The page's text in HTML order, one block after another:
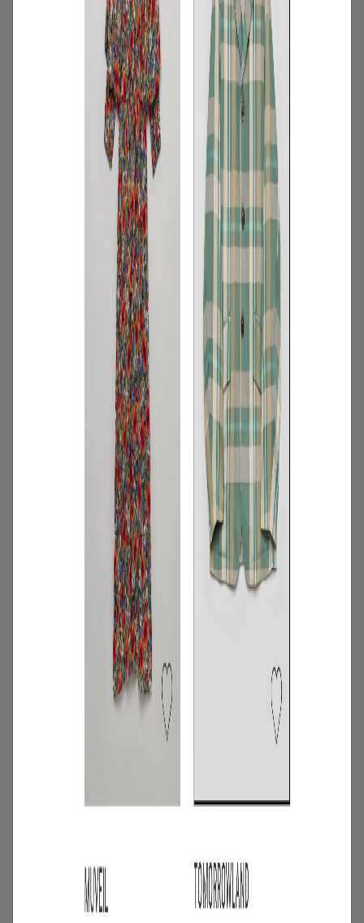
特集
【夏に映える別注ワンピース】ディウ
カ・レリル・アローブの特別なドレスが
登場！
2026.07.23